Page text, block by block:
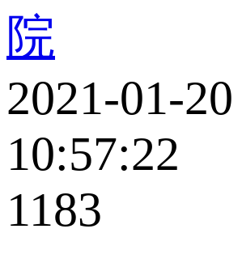
院
2021-01-20
10:57:22
1183